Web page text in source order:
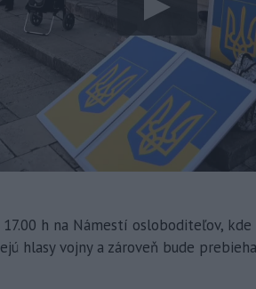
h na Námestí osloboditeľov,
hlasy vojny a zároveň bude